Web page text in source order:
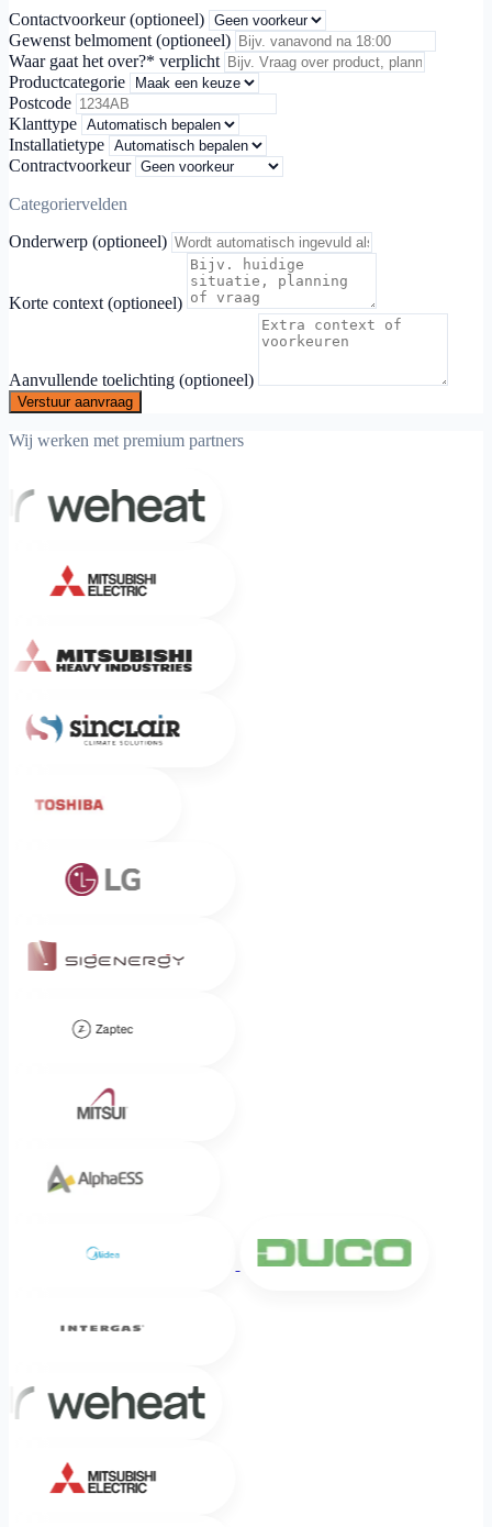
Contactvoorkeur (optioneel)
Gewenst belmoment (optioneel)
Waar gaat het over?* verplicht
Productcategorie
Postcode
Klanttype
Installatietype
Contractvoorkeur
Categoriervelden
Onderwerp (optioneel)
Korte context (optioneel)
Aanvullende toelichting (optioneel)
Verstuur aanvraag
Wij werken met premium partners